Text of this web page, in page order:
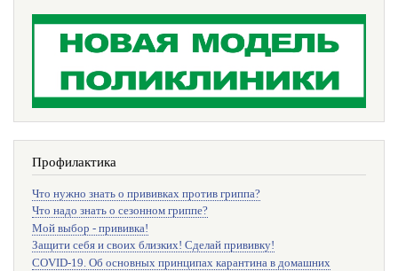
Профилактика
Что нужно знать о прививках против гриппа?
Что надо знать о сезонном гриппе?
Мой выбор - прививка!
Защити себя и своих близких! Сделай прививку!
COVID-19. Об основных принципах карантина в домашних